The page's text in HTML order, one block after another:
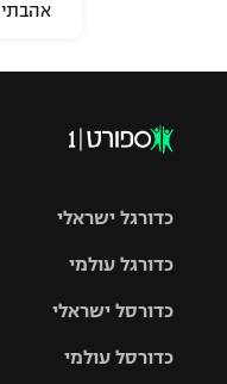
אהבתי
כדורגל ישראלי
כדורגל עולמי
האלופות
כדורסל ישראלי
כדורסל עולמי